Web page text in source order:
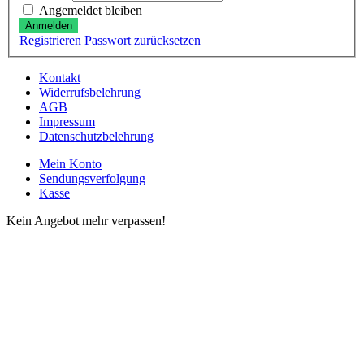
Angemeldet bleiben
Anmelden
Registrieren Passwort zurücksetzen
Kontakt
Widerrufsbelehrung
AGB
Impressum
Datenschutzbelehrung
Mein Konto
Sendungsverfolgung
Kasse
Kein Angebot mehr verpassen!